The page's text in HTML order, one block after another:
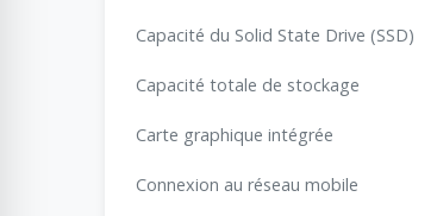
Capacité du Solid State Drive (SSD)
Capacité totale de stockage
Carte graphique intégrée
Connexion au réseau mobile